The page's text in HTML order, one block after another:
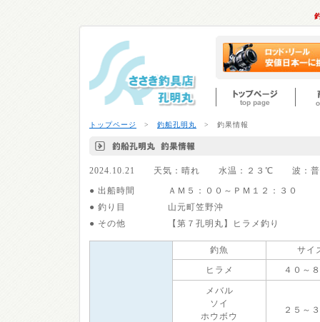
トップページ > 釣船孔明丸 > 釣果情報
2024.10.21 天気：晴れ 水温：２３℃ 波：
● 出船時間
ＡＭ５：００～ＰＭ１２：３０
● 釣り目
山元町笠野沖
● その他
【第７孔明丸】ヒラメ釣り
釣魚
サイ
ヒラメ
４０～
メバル
ソイ
ホウボウ
２５～